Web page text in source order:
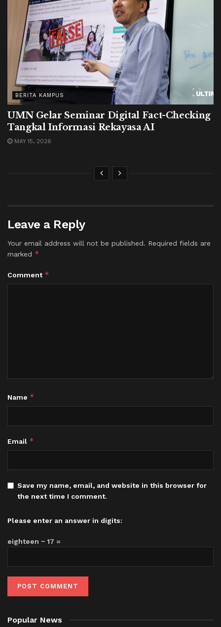
BERITA KAMPUS
UMN Gelar Seminar Digital Fact-Checking
Tangkal Informasi Rekayasa AI
MAY 15, 2026
Leave a Reply
Your email address will not be published. Required fields are
marked *
Comment *
Name *
Email *
Save my name, email, and website in this browser for
the next time I comment.
Please enter an answer in digits:
eighteen − 17 =
Popular News